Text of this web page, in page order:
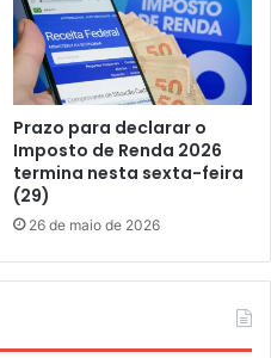
Prazo para declarar o
Imposto de Renda 2026
termina nesta sexta-feira
(29)
26 de maio de 2026